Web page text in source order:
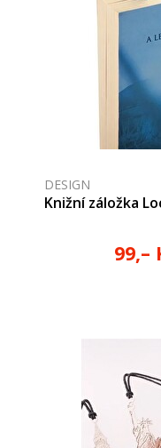
DESIGN
Knižní záložka
99,–